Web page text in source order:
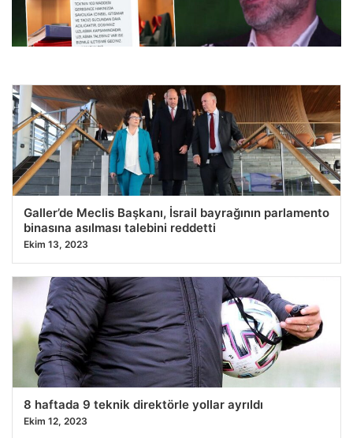
Dört Yıldır Süren Dolandırıcılık Kabusu: Avukatın Telefonu
Susmuyor
26.07.2026 10:16
Galler’de Meclis Başkanı, İsrail bayrağının parlamento
binasına asılması talebini reddetti
Ekim 13, 2023
8 haftada 9 teknik direktörle yollar ayrıldı
Ekim 12, 2023